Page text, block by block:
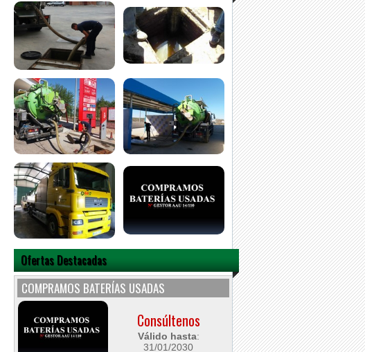
Ofertas Destacadas
COMPRAMOS BATERÍAS USADAS
Consúltenos
Válido hasta:
31/01/2030